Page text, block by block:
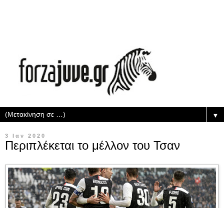
▼
3 Ιαν 2020
Περιπλέκεται το μέλλον του Τσαν